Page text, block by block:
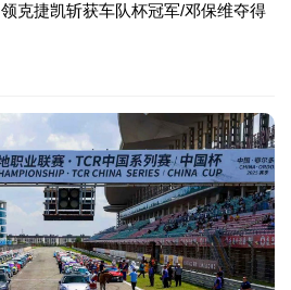
克捷凯斩获车队杯冠军/邓保维夺得